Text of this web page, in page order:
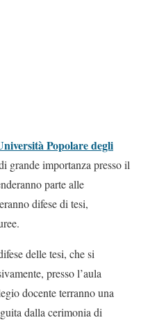
Popolare degli
grande importanza presso il
parte alle
difese di tesi,
delle tesi, che si
presso l’aula
docente terranno una
dalla cerimonia di